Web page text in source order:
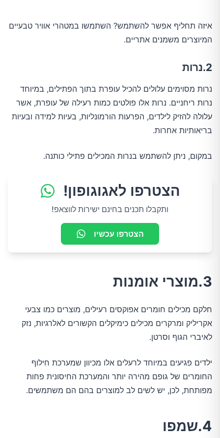
איזה תחליף אפשר להשתמש? השתמשו במטהרי אוויר טבעיים
המיוצרים משמנים אתריים.
2.נרות
נרות מסוימים עלולים להכיל עופרת בתוך הפתילים, במיוחד
נרות ריחניים. נרות אלו פולטים כמות רעילה של עופרת, אשר
עלולה להזיק לילדים, הפרעות הורמונליות, בעיות למידה ובעיות
בריאותיות אחרות.
במקום, ניתן להשתמש בנרות המכילים פתילי כותנה.
הצטרפו לאגוגופון!
ותקבלו תכנים בחינם ישירות לווצאפ!
הצטרפו עכשיו
3.מוצרי אומנות
חלקם מכילים חומרים אפוקסים רעילים, מוצרים כמו צבעי
אקריליק ומרקרים מכילים כימיקלים הקשורים לאלרגיות, נזק
לאיברי הגוף וסרטן.
ילדים פגיעים במיוחד לרעלים אלו מכיוון שמערכת חילוף
החומרים של גופם מהירה יותר והמערכת החיסונית פחות
מפותחת, לכן, יש לשים לב למוצרים בהם הם משתמשים.
4.שמפו